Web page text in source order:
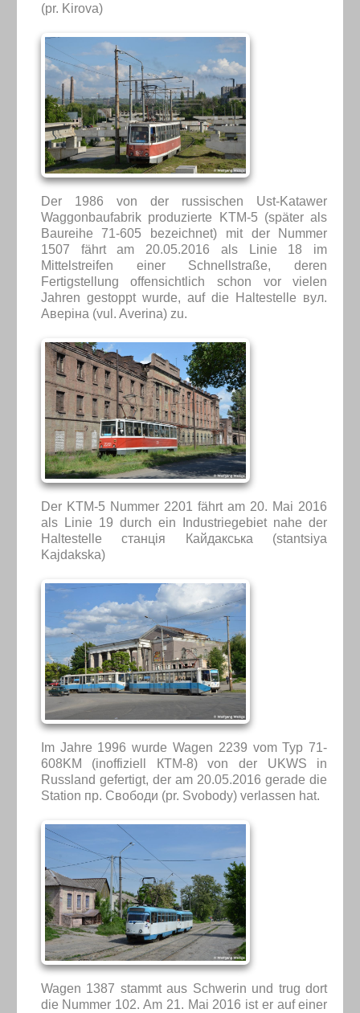
(pr. Kirova)
Der 1986 von der russischen Ust-Katawer
Waggonbaufabrik produzierte KTM-5 (später als
Baureihe 71-605 bezeichnet) mit der Nummer
1507 fährt am 20.05.2016 als Linie 18 im
Mittelstreifen einer Schnellstraße, deren
Fertigstellung offensichtlich schon vor vielen
Jahren gestoppt wurde, auf die Haltestelle вул.
Аверіна (vul. Averina) zu.
Der KTM-5 Nummer 2201 fährt am 20. Mai 2016
als Linie 19 durch ein Industriegebiet nahe der
Haltestelle станція Кайдакська (stantsiya
Kajdakska)
Im Jahre 1996 wurde Wagen 2239 vom Typ 71-
608KM (inoffiziell КТМ-8) von der UKWS in
Russland gefertigt, der am 20.05.2016 gerade die
Station пр. Свободи (pr. Svobody) verlassen hat.
Wagen 1387 stammt aus Schwerin und trug dort
die Nummer 102. Am 21. Mai 2016 ist er auf einer